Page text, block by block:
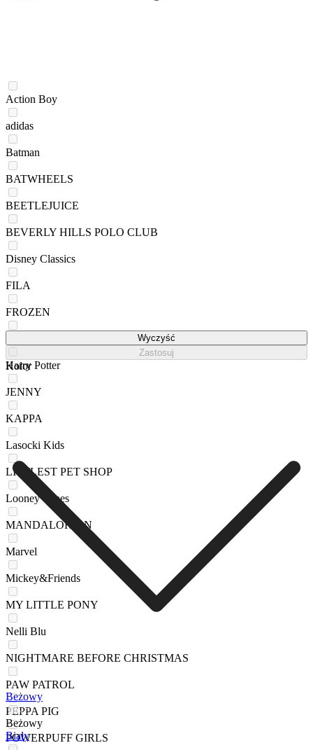
Action Boy
adidas
Batman
BATWHEELS
BEETLEJUICE
BEVERLY HILLS POLO CLUB
Disney Classics
FILA
FROZEN
Harry Potter
JENNY
KAPPA
Lasocki Kids
LITTLEST PET SHOP
Looney Tunes
MANDALORIAN
Marvel
Mickey&Friends
MY LITTLE PONY
Nelli Blu
NIGHTMARE BEFORE CHRISTMAS
PAW PATROL
PEPPA PIG
POWERPUFF GIRLS
Wyczyść
Zastosuj
Kolor
Beżowy
Beżowy
Biały